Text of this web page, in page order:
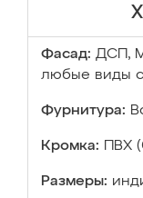
Фасад: ДСП,
любые виды
Фурнитура:
Кромка: ПВХ
Размеры: